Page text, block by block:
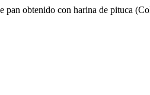
obtenido con harina de pituca